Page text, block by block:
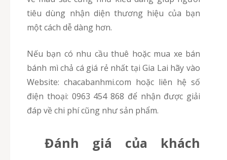
tiêu dùng nhận diện thương hiệu của bạn
một cách dễ dàng hơn.
Nếu bạn có nhu cầu thuê hoặc mua xe bán
bánh mì chả cá giá rẻ nhất tại Gia Lai hãy vào
Website: chacabanhmi.com hoặc liên hệ số
điện thoại: 0963 454 868 để nhận được giải
đáp về chi phí cũng như sản phẩm.
Đánh giá của khách